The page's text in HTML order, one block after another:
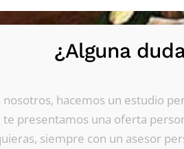
¿Alguna
hacemos un estudio
te presentamos una oferta
siempre con un asesor